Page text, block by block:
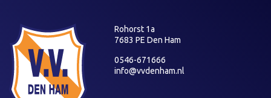
Rohorst 1a
7683 PE Den Ham
0546-671666
info@vvdenham.nl